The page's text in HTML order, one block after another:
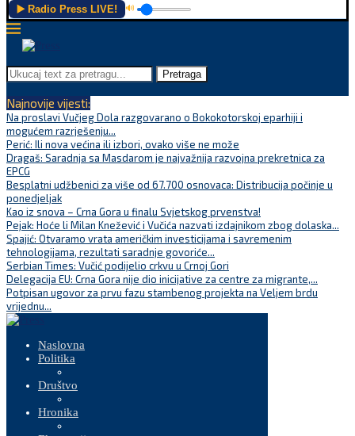
▶️ Radio Press LIVE! 🔊
Pretraga
Najnovije vijesti:
Na proslavi Vučjeg Dola razgovarano o Bokokotorskoj eparhiji i
mogućem razrješenju...
Perić: Ili nova većina ili izbori, ovako više ne može
Dragaš: Saradnja sa Masdarom je najvažnija razvojna prekretnica za
EPCG
Besplatni udžbenici za više od 67.700 osnovaca: Distribucija počinje u
ponedjeljak
Kao iz snova – Crna Gora u finalu Svjetskog prvenstva!
Pejak: Hoće li Milan Knežević i Vučića nazvati izdajnikom zbog dolaska...
Spajić: Otvaramo vrata američkim investicijama i savremenim
tehnologijama, rezultati saradnje govoriće...
Serbian Times: Vučić podijelio crkvu u Crnoj Gori
Delegacija EU: Crna Gora nije dio inicijative za centre za migrante,...
Potpisan ugovor za prvu fazu stambenog projekta na Veljem brdu
vrijednu...
Naslovna
Politika
Društvo
Hronika